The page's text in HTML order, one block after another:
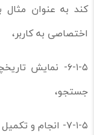
کند به عنوان مثال
اختصاصی به کاربر،
۶-۱-۵- نمایش
جستجو،
۷-۱-۵- انجام و تکمیل تراکنش و خرید درون‌برنامه‌ای،